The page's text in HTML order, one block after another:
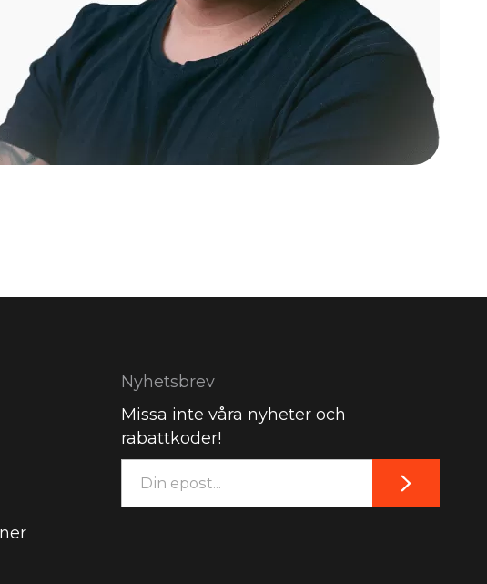
Nyhetsbrev
Missa inte våra nyheter och
rabattkoder!